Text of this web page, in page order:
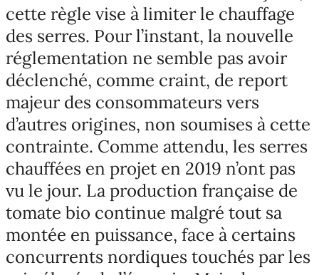
cette règle vise à limiter le chauffage
des serres. Pour l’instant, la nouvelle
réglementation ne semble pas avoir
déclenché, comme craint, de report
majeur des consommateurs vers
d’autres origines, non soumises à cette
contrainte. Comme attendu, les serres
chauffées en projet en 2019 n’ont pas
vu le jour. La production française de
tomate bio continue malgré tout sa
montée en puissance, face à certains
concurrents nordiques touchés par les